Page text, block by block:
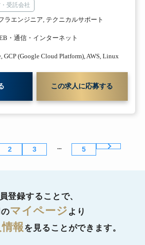
受託会社
ラエンジニア, テクニカルサポート
・通信・インターネット
, GCP (Google Cloud Platform),AWS, Linux
この求人に応募する
2 3 ... 5
登録することで、
マイページ より
報を見ることができます。